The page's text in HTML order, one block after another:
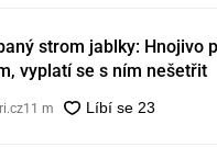
strom jablky: Hnojivo
vyplatí se s ním nešetřit
11 m